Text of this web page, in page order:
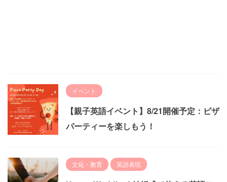
イベント
【親子英語イベント】8/21開催予定：ピザ
パーティーを楽しもう！
文化・教育 英語表現